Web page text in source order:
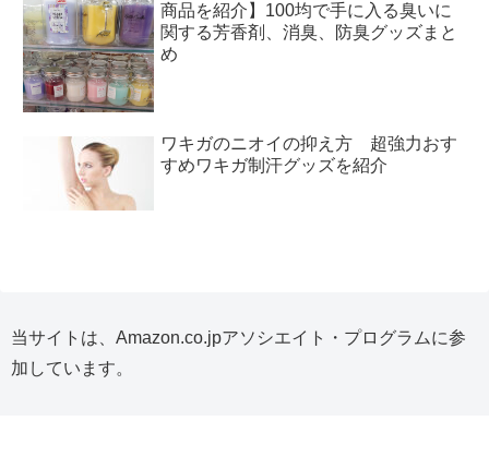
商品を紹介】100均で手に入る臭いに
関する芳香剤、消臭、防臭グッズまと
め
ワキガのニオイの抑え方 超強力おす
すめワキガ制汗グッズを紹介
当サイトは、Amazon.co.jpアソシエイト・プログラムに参
加しています。